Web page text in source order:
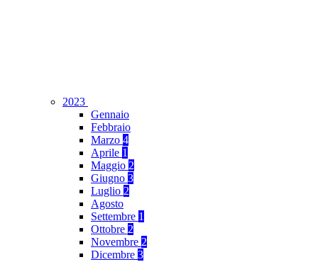
2023
Gennaio
Febbraio
Marzo 4
Aprile 1
Maggio 2
Giugno 3
Luglio 2
Agosto
Settembre 1
Ottobre 2
Novembre 2
Dicembre 3